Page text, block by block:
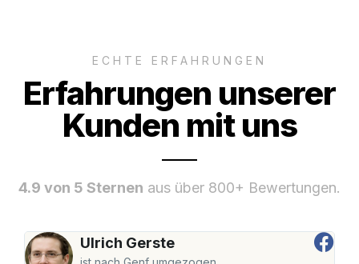
ECHTE ERFAHRUNGEN
Erfahrungen unserer
Kunden mit uns
4.9 von 5 Sternen aus über 800+ Bewertungen.
Ulrich Gerste